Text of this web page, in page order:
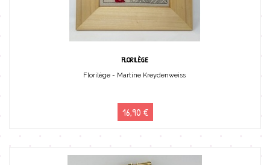
FLORILÈGE
Florilège - Martine Kreydenweiss
16,90 €